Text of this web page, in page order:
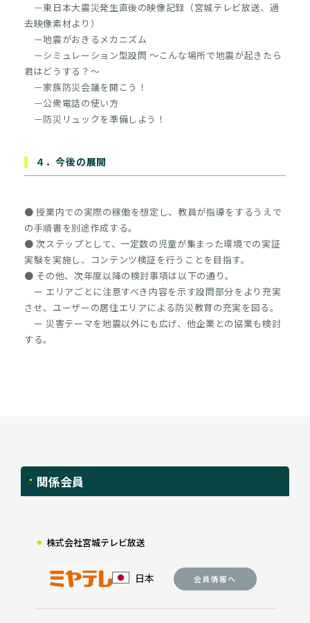
－東日本大震災発生直後の映像記録（宮城テレビ放送、過
去映像素材より）
－地震がおきるメカニズム
－シミュレーション型設問 ～こんな場所で地震が起きたら
君はどうする？～
－家族防災会議を開こう！
－公衆電話の使い方
－防災リュックを準備しよう！
４．今後の展開
● 授業内での実際の稼働を想定し、教員が指導をするうえで
の手順書を別途作成する。
● 次ステップとして、一定数の児童が集まった環境での実証
実験を実施し、コンテンツ検証を行うことを目指す。
● その他、次年度以降の検討事項は以下の通り。
ー エリアごとに注意すべき内容を示す設問部分をより充実
させ、ユーザーの居住エリアによる防災教育の充実を図る。
ー 災害テーマを地震以外にも広げ、他企業との協業も検討
する。
関係会員
株式会社宮城テレビ放送
日本 会員情報へ